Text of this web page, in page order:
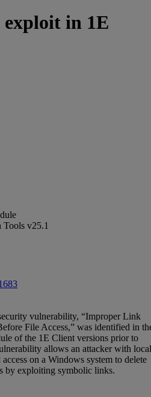
in 1E
v25.1
vulnerability, “Improper Link
File Access,” was identified in
of the 1E Client versions prior to
allows an attacker with
on a Windows system to delete
by exploiting symbolic links.